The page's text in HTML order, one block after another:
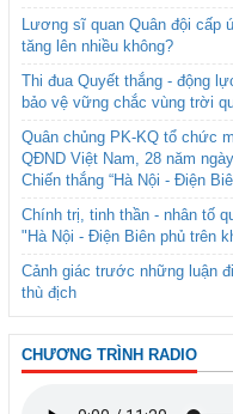
Lương sĩ quan Quân đội
tăng lên nhiều không?
Thi đua Quyết thắng - động
bảo vệ vững chắc vùng trời
Quân chủng PK-KQ tổ chức
QĐND Việt Nam, 28 năm
Chiến thắng “Hà Nội - Điện
Chính trị, tinh thần - nhân tố
"Hà Nội - Điện Biên phủ trên
Cảnh giác trước những luận
thù địch
CHƯƠNG TRÌNH RADIO